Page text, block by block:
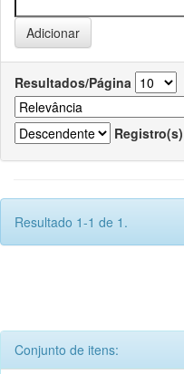
Resultados/Página
Registro(s)
Resultado 1-1 de 1.
Conjunto de itens: